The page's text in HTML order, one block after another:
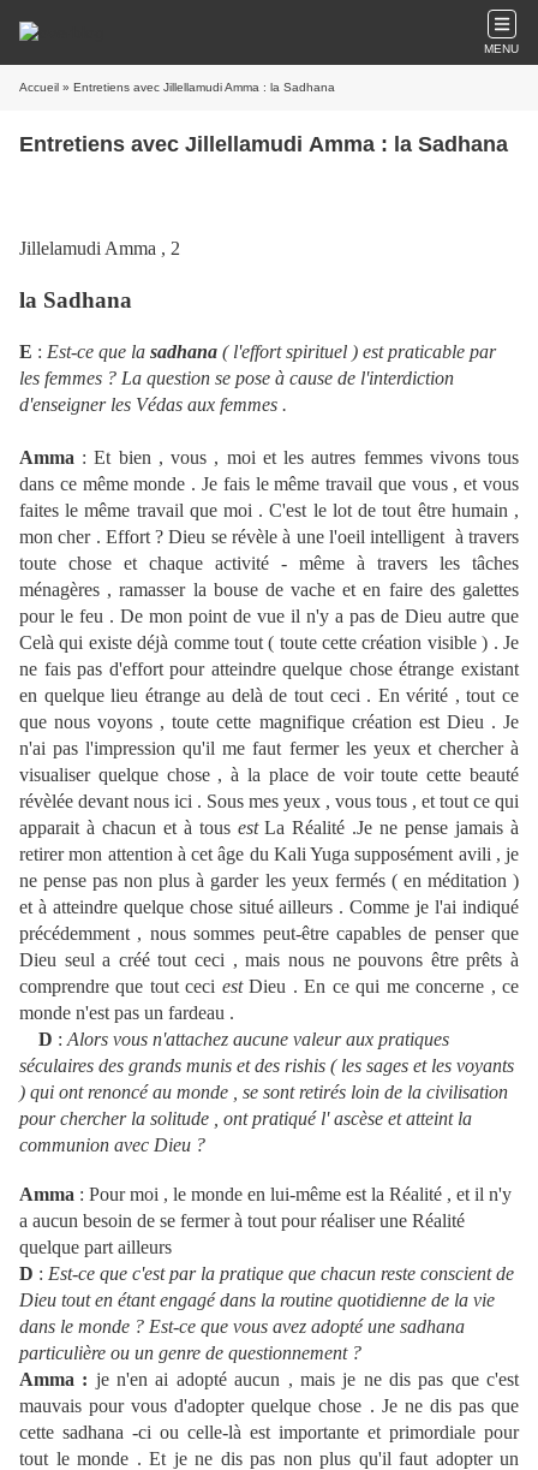
MENU
Accueil » Entretiens avec Jillellamudi Amma : la Sadhana
Entretiens avec Jillellamudi Amma : la Sadhana
Jillelamudi Amma , 2
la Sadhana
E : Est-ce que la sadhana ( l'effort spirituel ) est praticable par
les femmes ? La question se pose à cause de l'interdiction
d'enseigner les Védas aux femmes .
Amma : Et bien , vous , moi et les autres femmes vivons tous
dans ce même monde . Je fais le même travail que vous , et vous
faites le même travail que moi . C'est le lot de tout être humain ,
mon cher . Effort ? Dieu se révèle à une l'oeil intelligent à travers
toute chose et chaque activité - même à travers les tâches
ménagères , ramasser la bouse de vache et en faire des galettes
pour le feu . De mon point de vue il n'y a pas de Dieu autre que
Celà qui existe déjà comme tout ( toute cette création visible ) . Je
ne fais pas d'effort pour atteindre quelque chose étrange existant
en quelque lieu étrange au delà de tout ceci . En vérité , tout ce
que nous voyons , toute cette magnifique création est Dieu . Je
n'ai pas l'impression qu'il me faut fermer les yeux et chercher à
visualiser quelque chose , à la place de voir toute cette beauté
révèlée devant nous ici . Sous mes yeux , vous tous , et tout ce qui
apparait à chacun et à tous estLa Réalité .Je ne pense jamais à
retirer mon attention à cet âge du Kali Yuga supposément avili , je
ne pense pas non plus à garder les yeux fermés ( en méditation )
et à atteindre quelque chose situé ailleurs . Comme je l'ai indiqué
précédemment , nous sommes peut-être capables de penser que
Dieu seul a créé tout ceci , mais nous ne pouvons être prêts à
comprendre que tout ceci estDieu . En ce qui me concerne , ce
monde n'est pas un fardeau .
D : Alors vous n'attachez aucune valeur aux pratiques
séculaires des grands munis et des rishis ( les sages et les voyants
) qui ont renoncé au monde , se sont retirés loin de la civilisation
pour chercher la solitude , ont pratiqué l' ascèse et atteint la
communion avec Dieu ?
Amma : Pour moi , le monde en lui-même est la Réalité , et il n'y
a aucun besoin de se fermer à tout pour réaliser une Réalité
quelque part ailleurs
D : Est-ce que c'est par la pratique que chacun reste conscient de
Dieu tout en étant engagé dans la routine quotidienne de la vie
dans le monde ? Est-ce que vous avez adopté une sadhana
particulière ou un genre de questionnement ?
Amma : je n'en ai adopté aucun , mais je ne dis pas que c'est
mauvais pour vous d'adopter quelque chose . Je ne dis pas que
cette sadhana -ci ou celle-là est importante et primordiale pour
tout le monde . Et je ne dis pas non plus qu'il faut adopter un